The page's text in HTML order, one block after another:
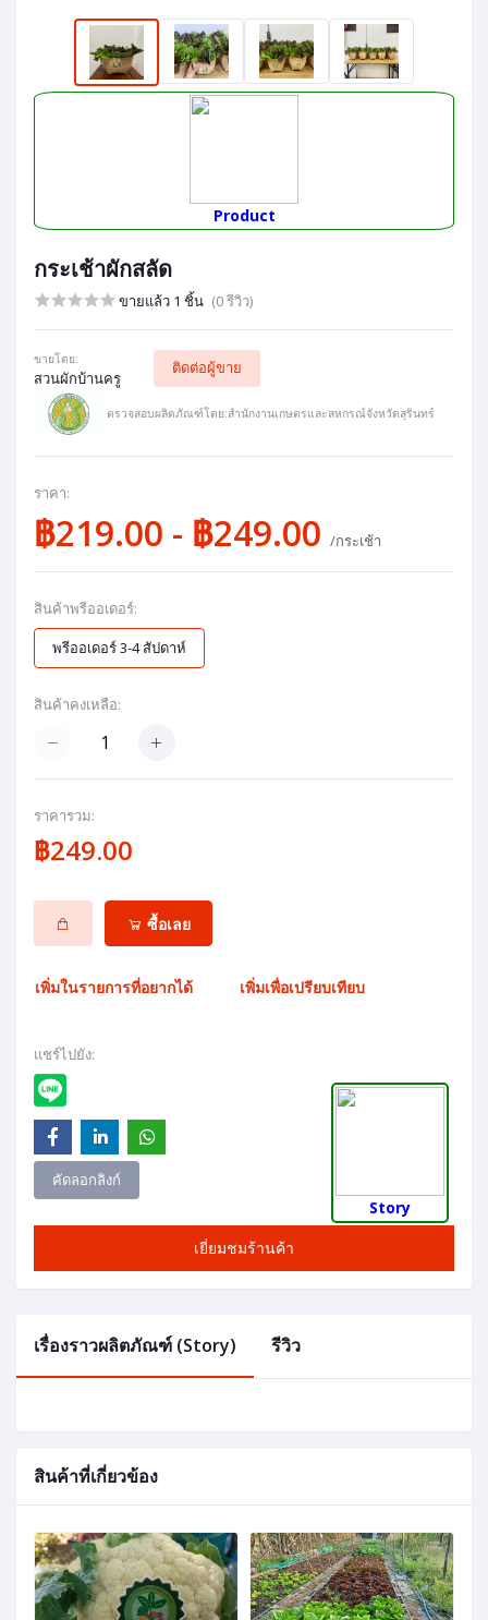
Product
กระเช้าผักสลัด
ขายแล้ว 1 ชิ้น (0 รีวิว)
ขายโดย:
สวนผักบ้านครู
ติดต่อผู้ขาย
ตรวจสอบผลิตภัณฑ์โดย:สำนักงานเกษตรและสหกรณ์จังหวัดสุรินทร์
ราคา:
฿219.00 - ฿249.00 /กระเช้า
สินค้าพรีออเดอร์:
พรีออเดอร์ 3-4 สัปดาห์
สินค้าคงเหลือ:
ราคารวม:
฿249.00
ซื้อเลย
เพิ่มในรายการที่อยากได้ เพิ่มเพื่อเปรียบเทียบ
แชร์ไปยัง:
คัดลอกลิงก์
เยี่ยมชมร้านค้า
Story
เรื่องราวผลิตภัณฑ์ (Story) รีวิว
สินค้าที่เกี่ยวข้อง